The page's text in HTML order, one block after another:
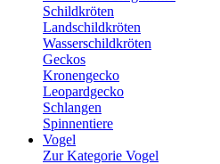
Schildkröten
Landschildkröten
Wasserschildkröten
Geckos
Kronengecko
Leopardgecko
Schlangen
Spinnentiere
Vogel
Zur Kategorie Vogel